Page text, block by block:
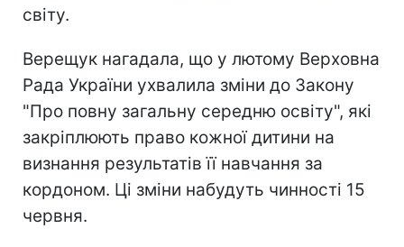
світу.
Верещук нагадала, що у лютому Верховна
Рада України ухвалила зміни до Закону
"Про повну загальну середню освіту", які
закріплюють право кожної дитини на
визнання результатів її навчання за
кордоном. Ці зміни набудуть чинності 15
червня.